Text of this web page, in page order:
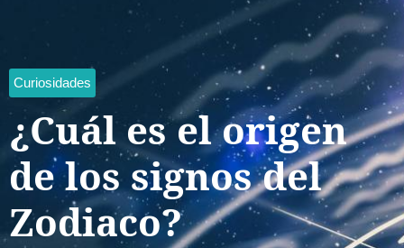
Curiosidades
¿Cuál es el origen
de los signos del
Zodiaco?